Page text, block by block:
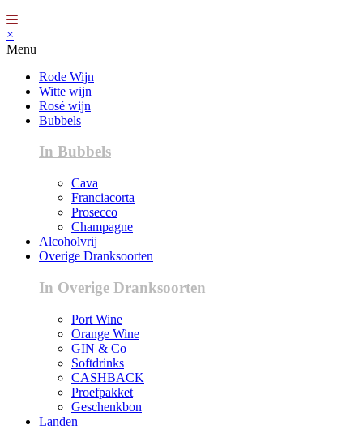
×
Menu
Rode Wijn
Witte wijn
Rosé wijn
Bubbels
In Bubbels
Cava
Franciacorta
Prosecco
Champagne
Alcoholvrij
Overige Dranksoorten
In Overige Dranksoorten
Port Wine
Orange Wine
GIN & Co
Softdrinks
CASHBACK
Proefpakket
Geschenkbon
Landen